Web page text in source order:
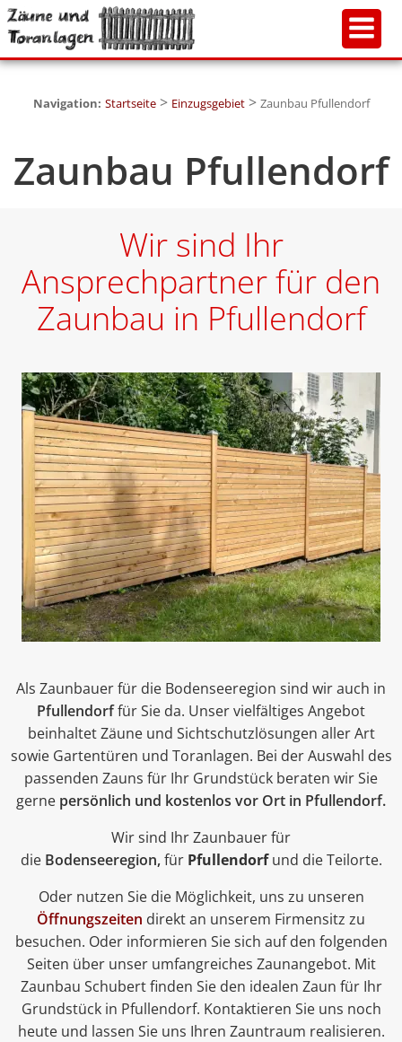
Navigation: Startseite> Einzugsgebiet> Zaunbau Pfullendorf
Zaunbau Pfullendorf
Wir sind Ihr
Ansprechpartner für den
Zaunbau in Pfullendorf
Als Zaunbauer für die Bodenseeregion sind wir auch in
Pfullendorffür Sie da. Unser vielfältiges Angebot
beinhaltet Zäune und Sichtschutzlösungen aller Art
sowie Gartentüren und Toranlagen. Bei der Auswahl des
passenden Zauns für Ihr Grundstück beraten wir Sie
gerne persönlich und kostenlos vor Ort in Pfullendorf.
Wir sind Ihr Zaunbauer für
die Bodenseeregion,für Pfullendorfund die Teilorte.
Oder nutzen Sie die Möglichkeit, uns zu unseren
Öffnungszeiten direkt an unserem Firmensitz zu
besuchen. Oder informieren Sie sich auf den folgenden
Seiten über unser umfangreiches Zaunangebot. Mit
Zaunbau Schubert finden Sie den idealen Zaun für Ihr
Grundstück in Pfullendorf. Kontaktieren Sie uns noch
heute und lassen Sie uns Ihren Zauntraum realisieren.